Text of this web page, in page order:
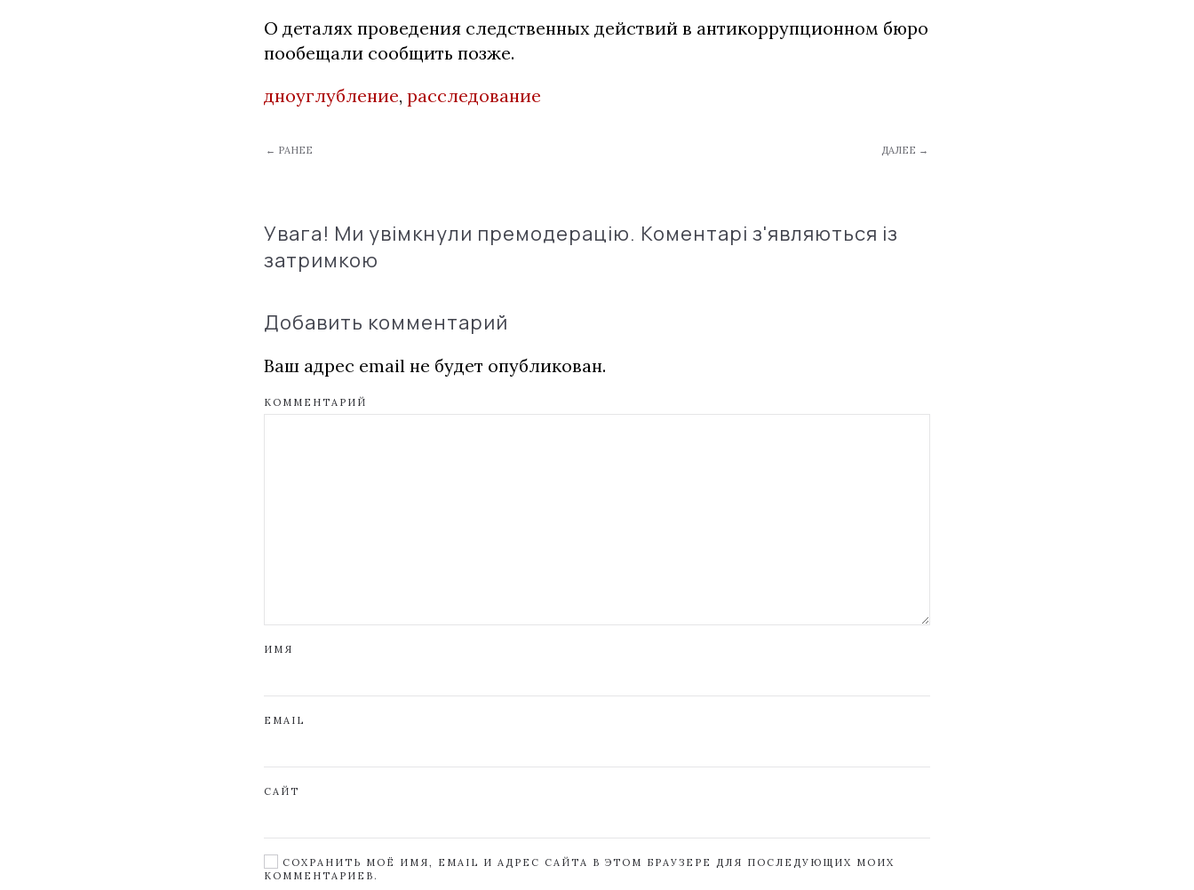
О деталях проведения следственных действий в антикоррупционном бюро
пообещали сообщить позже.
дноуглубление, расследование
← РАНЕЕ ДАЛЕЕ →
Увага! Ми увімкнули премодерацію. Коментарі з'являються із
затримкою
Добавить комментарий
Ваш адрес email не будет опубликован.
КОММЕНТАРИЙ
ИМЯ
EMAIL
САЙТ
СОХРАНИТЬ МОЁ ИМЯ, EMAIL И АДРЕС САЙТА В ЭТОМ БРАУЗЕРЕ ДЛЯ ПОСЛЕДУЮЩИХ МОИХ
КОММЕНТАРИЕВ.